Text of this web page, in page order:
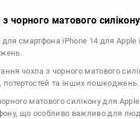
чорного матового
для смартфона iPhone 14 для Apple
чохла з чорного матового
та інших пошкоджень.
матового силікону для
що особливо важливо для